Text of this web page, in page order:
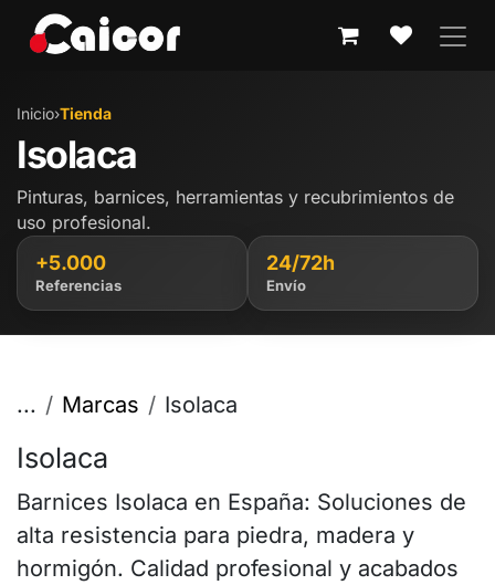
Inicio›Tienda
Isolaca
Pinturas, barnices, herramientas y recubrimientos de
uso profesional.
+5.000
Referencias
24/72h
Envío
... Marcas Isolaca
Isolaca
Barnices Isolaca en España: Soluciones de
alta resistencia para piedra, madera y
hormigón. Calidad profesional y acabados